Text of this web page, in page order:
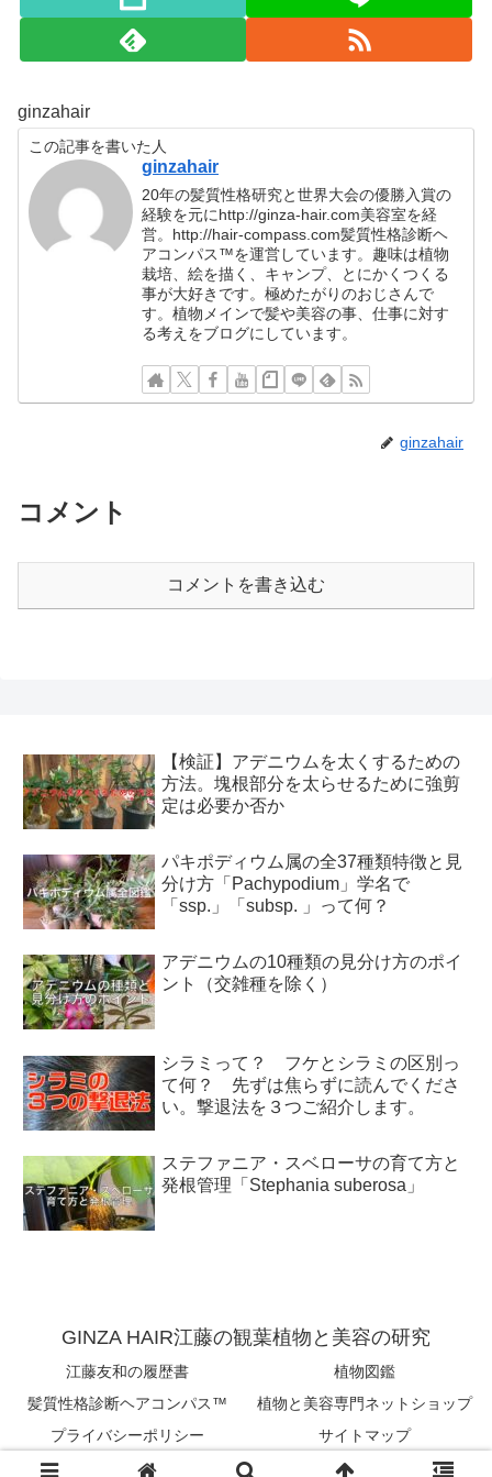
ginzahair
この記事を書いた人
ginzahair
20年の髪質性格研究と世界大会の優勝入賞の
経験を元にhttp://ginza-hair.com美容室を経
営。http://hair-compass.com髪質性格診断ヘ
アコンパス™︎を運営しています。趣味は植物
栽培、絵を描く、キャンプ、とにかくつくる
事が大好きです。極めたがりのおじさんで
す。植物メインで髪や美容の事、仕事に対す
る考えをブログにしています。
ginzahair
コメント
コメントを書き込む
【検証】アデニウムを太くするための
方法。塊根部分を太らせるために強剪
定は必要か否か
パキポディウム属の全37種類特徴と見
分け方「Pachypodium」学名で
「ssp.」「subsp. 」って何？
アデニウムの10種類の見分け方のポイ
ント（交雑種を除く）
シラミって？ フケとシラミの区別っ
て何？ 先ずは焦らずに読んでくださ
い。撃退法を３つご紹介します。
ステファニア・スベローサの育て方と
発根管理「Stephania suberosa」
GINZA HAIR江藤の観葉植物と美容の研究
江藤友和の履歴書
植物図鑑
髪質性格診断ヘアコンパス™︎
植物と美容専門ネットショップ
プライバシーポリシー
サイトマップ